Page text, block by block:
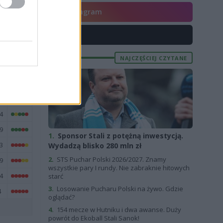
Instagram
NAJCZĘŚCIEJ CZYTANE
1. Sponsor Stali z potężną inwestycją.
Wydadzą blisko 280 mln zł
2. STS Puchar Polski 2026/2027. Znamy
wszystkie pary I rundy. Nie zabraknie hitowych
starć
3. Losowanie Pucharu Polski na żywo. Gdzie
oglądać?
4. 154 mecze w Hutniku i dwa awanse. Duży
powrót do Ekoball Stali Sanok!